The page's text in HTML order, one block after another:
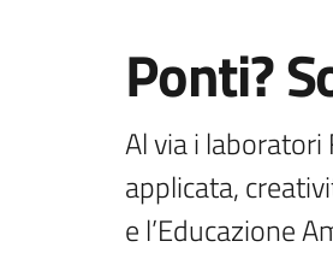
Ponti?
Al via i
applicata,
e l’Educazione